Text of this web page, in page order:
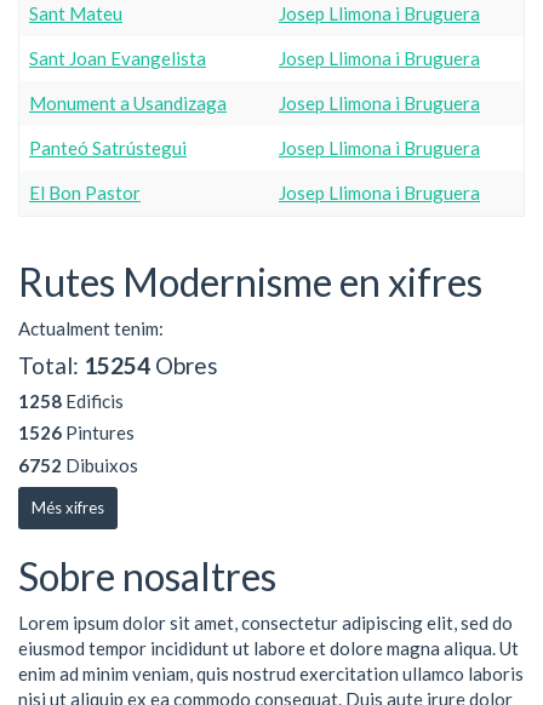
Sant Mateu Josep Llimona i Bruguera
Sant Joan Evangelista Josep Llimona i Bruguera
Monument a Usandizaga Josep Llimona i Bruguera
Panteó Satrústegui Josep Llimona i Bruguera
El Bon Pastor Josep Llimona i Bruguera
Rutes Modernisme en xifres
Actualment tenim:
Total: 15254 Obres
1258 Edificis
1526 Pintures
6752 Dibuixos
Més xifres
Sobre nosaltres
Lorem ipsum dolor sit amet, consectetur adipiscing elit, sed do
eiusmod tempor incididunt ut labore et dolore magna aliqua. Ut
enim ad minim veniam, quis nostrud exercitation ullamco laboris
nisi ut aliquip ex ea commodo consequat. Duis aute irure dolor